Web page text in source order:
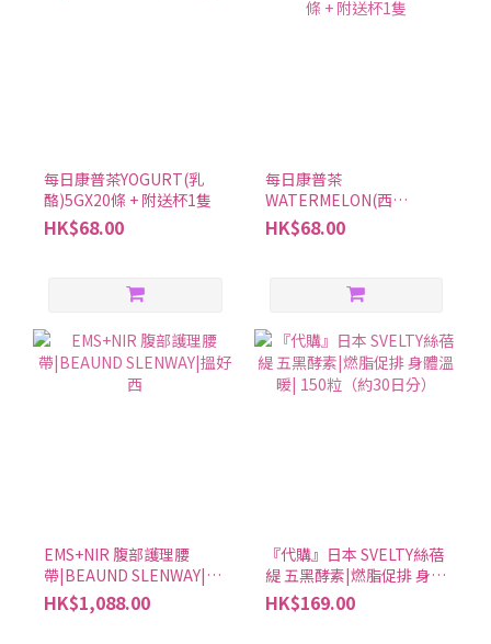
每日康普茶YOGURT(乳
酪)5GX20條 + 附送杯1隻
HK$68.00
每日康普茶
WATERMELON(西
瓜)5GX20條 + 附送杯1隻
HK$68.00
EMS+NIR 腹部護理腰
帶|BEAUND SLENWAY|搵
好西
HK$1,088.00
『代購』日本 SVELTY絲蓓
緹 五黑酵素|燃脂促排 身體
溫暖| 150粒（約30日分）
HK$169.00